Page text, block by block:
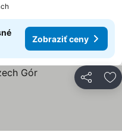
Zobraziť ceny
Zdieľať